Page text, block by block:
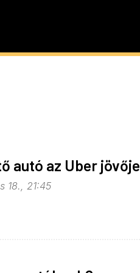
autó az Uber jövője
18., 21:45